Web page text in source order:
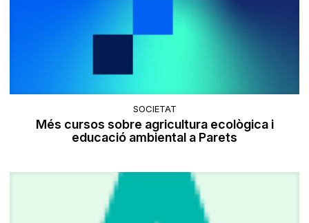
SOCIETAT
Més cursos sobre agricultura ecològica i
educació ambiental a Parets